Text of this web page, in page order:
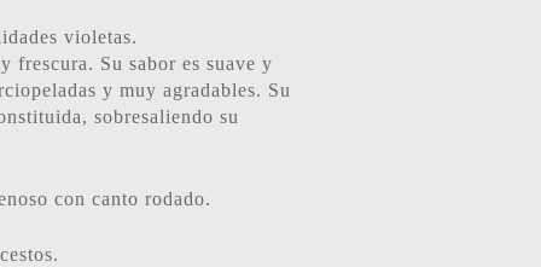
violetas.
frescura. Su sabor es suave y
y muy agradables. Su
sobresaliendo su
con canto rodado.